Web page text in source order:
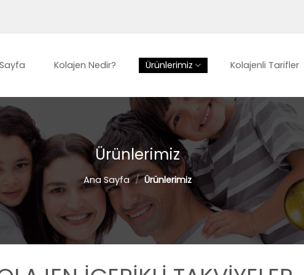
Kolajen Nedir? Ürünlerimiz Kolajenli Tarifler
Ürünlerimiz
Ana Sayfa / Ürünlerimiz